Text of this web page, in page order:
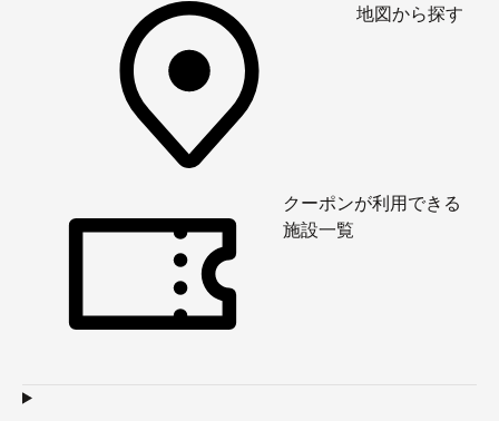
地図から探す
クーポンが利用できる
施設一覧